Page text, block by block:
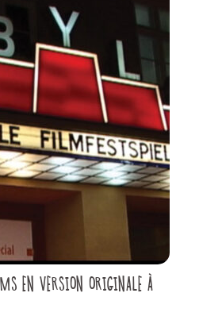
EN VERSION ORIGINALE À